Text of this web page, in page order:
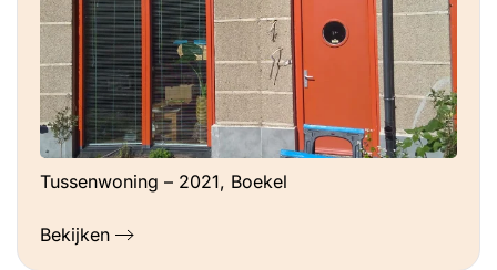
Tussenwoning – 2021, Boekel
Bekijken